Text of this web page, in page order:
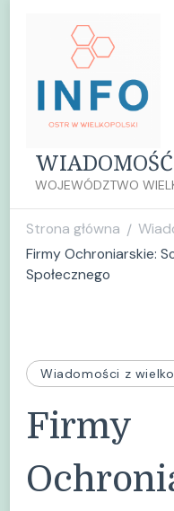
WOJEWÓDZTWO
Strona główna /
Firmy Ochroniarskie:
Społecznego
Wiadomości z
Firmy